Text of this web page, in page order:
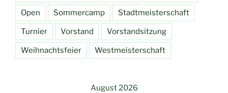
Open Sommercamp Stadtmeisterschaft
Turnier Vorstand Vorstandsitzung
Weihnachtsfeier Westmeisterschaft
August 2026